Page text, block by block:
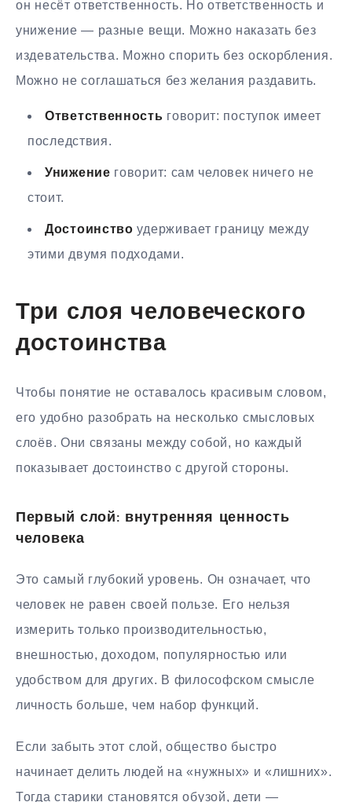
он несёт ответственность. Но ответственность и
унижение — разные вещи. Можно наказать без
издевательства. Можно спорить без оскорбления.
Можно не соглашаться без желания раздавить.
Ответственность говорит: поступок имеет
последствия.
Унижение говорит: сам человек ничего не
стоит.
Достоинство удерживает границу между
этими двумя подходами.
Три слоя человеческого
достоинства
Чтобы понятие не оставалось красивым словом,
его удобно разобрать на несколько смысловых
слоёв. Они связаны между собой, но каждый
показывает достоинство с другой стороны.
Первый слой: внутренняя ценность
человека
Это самый глубокий уровень. Он означает, что
человек не равен своей пользе. Его нельзя
измерить только производительностью,
внешностью, доходом, популярностью или
удобством для других. В философском смысле
личность больше, чем набор функций.
Если забыть этот слой, общество быстро
начинает делить людей на «нужных» и «лишних».
Тогда старики становятся обузой, дети —